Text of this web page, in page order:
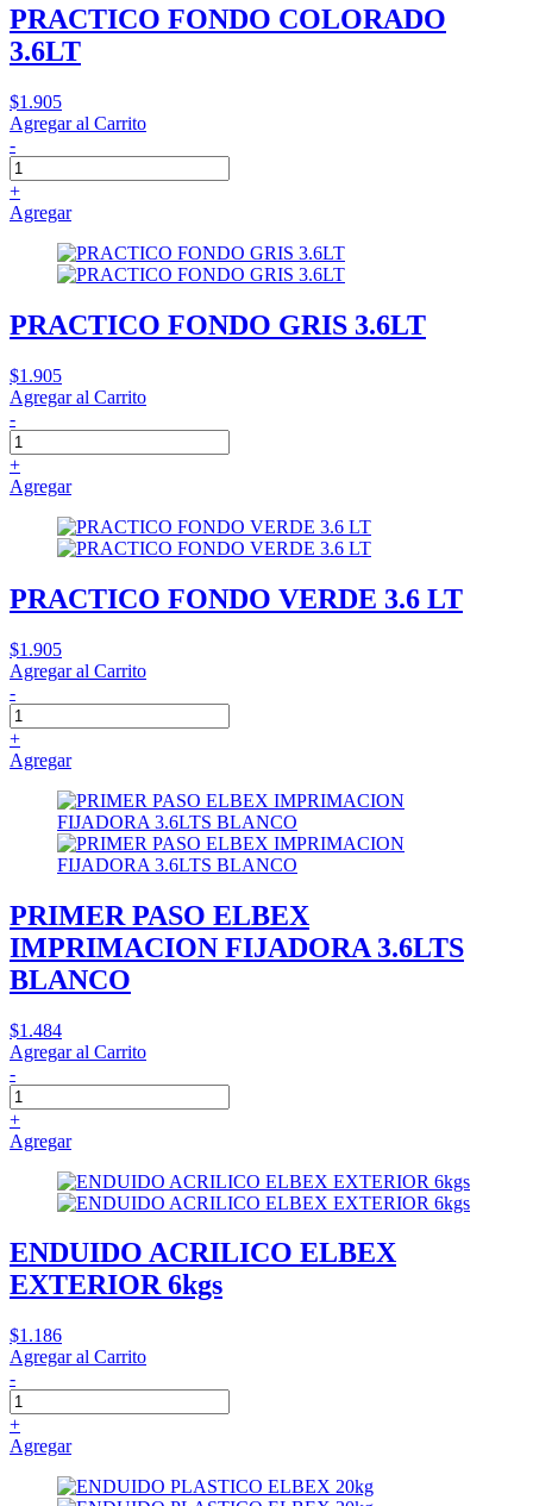
PRACTICO FONDO COLORADO
3.6LT
$1.905
Agregar al Carrito
-
+
Agregar
PRACTICO FONDO GRIS 3.6LT
$1.905
Agregar al Carrito
-
+
Agregar
PRACTICO FONDO VERDE 3.6 LT
$1.905
Agregar al Carrito
-
+
Agregar
PRIMER PASO ELBEX
IMPRIMACION FIJADORA 3.6LTS
BLANCO
$1.484
Agregar al Carrito
-
+
Agregar
ENDUIDO ACRILICO ELBEX
EXTERIOR 6kgs
$1.186
Agregar al Carrito
-
+
Agregar